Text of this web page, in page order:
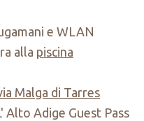
e WLAN
alla piscina
Malga di Tarres
Alto Adige Guest Pass